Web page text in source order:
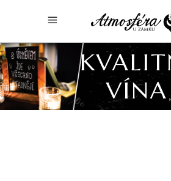
VÍNA